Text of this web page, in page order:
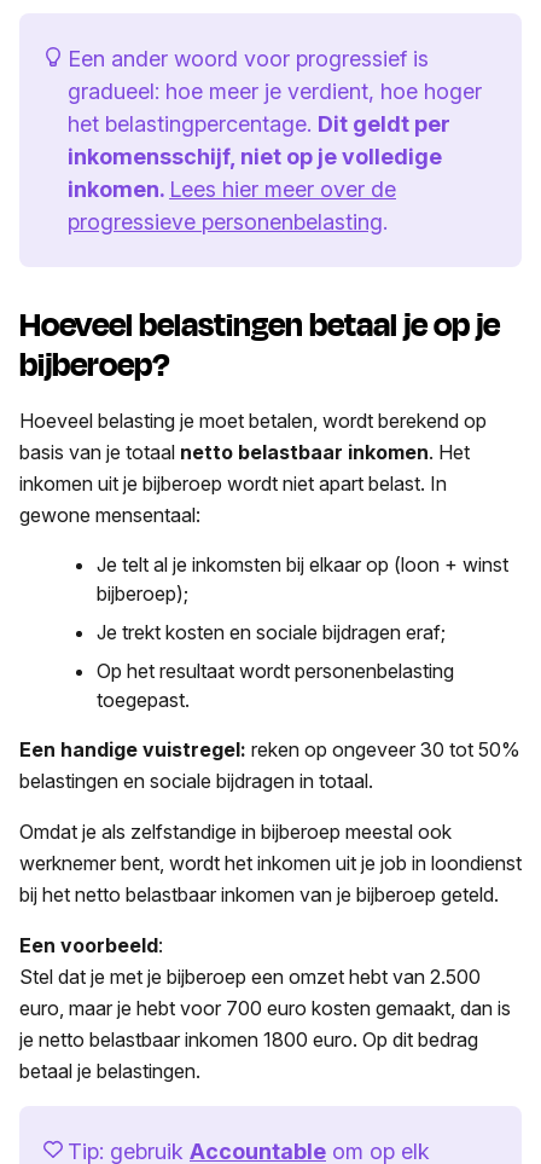
Een ander woord voor progressief is
gradueel: hoe meer je verdient, hoe hoger
het belastingpercentage. Dit geldt per
inkomensschijf, niet op je volledige
inkomen. Lees hier meer over de
progressieve personenbelasting.
Hoeveel belastingen betaal je op je
bijberoep?
Hoeveel belasting je moet betalen, wordt berekend op
basis van je totaal netto belastbaar inkomen. Het
inkomen uit je bijberoep wordt niet apart belast. In
gewone mensentaal:
Je telt al je inkomsten bij elkaar op (loon + winst
bijberoep);
Je trekt kosten en sociale bijdragen eraf;
Op het resultaat wordt personenbelasting
toegepast.
Een handige vuistregel: reken op ongeveer 30 tot 50%
belastingen en sociale bijdragen in totaal.
Omdat je als zelfstandige in bijberoep meestal ook
werknemer bent, wordt het inkomen uit je job in loondienst
bij het netto belastbaar inkomen van je bijberoep geteld.
Een voorbeeld:
Stel dat je met je bijberoep een omzet hebt van 2.500
euro, maar je hebt voor 700 euro kosten gemaakt, dan is
je netto belastbaar inkomen 1800 euro. Op dit bedrag
betaal je belastingen.
Tip: gebruik Accountable om op elk